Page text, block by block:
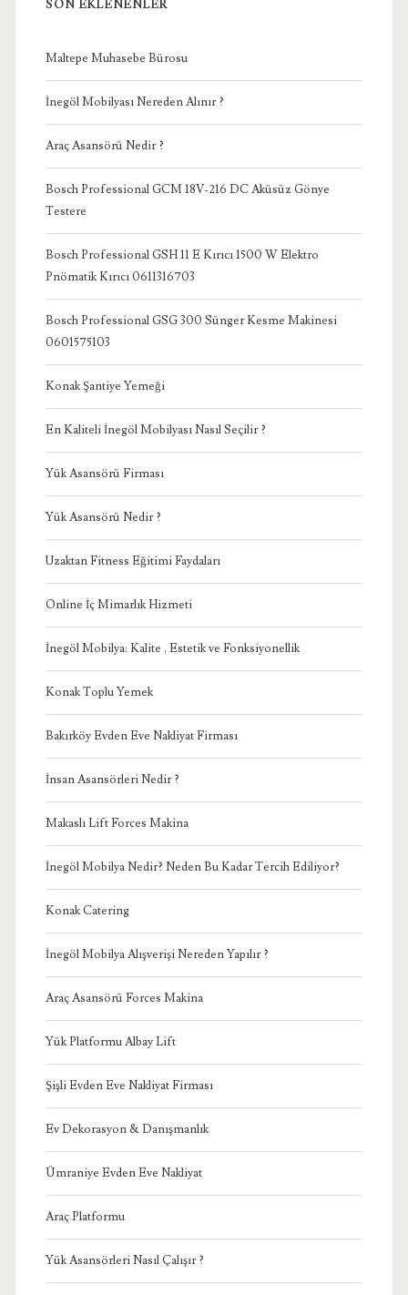
SON EKLENENLER
Maltepe Muhasebe Bürosu
İnegöl Mobilyası Nereden Alınır ?
Araç Asansörü Nedir ?
Bosch Professional GCM 18V-216 DC Aküsüz Gönye
Testere
Bosch Professional GSH 11 E Kırıcı 1500 W Elektro
Pnömatik Kırıcı 0611316703
Bosch Professional GSG 300 Sünger Kesme Makinesi
0601575103
Konak Şantiye Yemeği
En Kaliteli İnegöl Mobilyası Nasıl Seçilir ?
Yük Asansörü Firması
Yük Asansörü Nedir ?
Uzaktan Fitness Eğitimi Faydaları
Online İç Mimarlık Hizmeti
İnegöl Mobilya: Kalite , Estetik ve Fonksiyonellik
Konak Toplu Yemek
Bakırköy Evden Eve Nakliyat Firması
İnsan Asansörleri Nedir ?
Makaslı Lift Forces Makina
İnegöl Mobilya Nedir? Neden Bu Kadar Tercih Ediliyor?
Konak Catering
İnegöl Mobilya Alışverişi Nereden Yapılır ?
Araç Asansörü Forces Makina
Yük Platformu Albay Lift
Şişli Evden Eve Nakliyat Firması
Ev Dekorasyon & Danışmanlık
Ümraniye Evden Eve Nakliyat
Araç Platformu
Yük Asansörleri Nasıl Çalışır ?